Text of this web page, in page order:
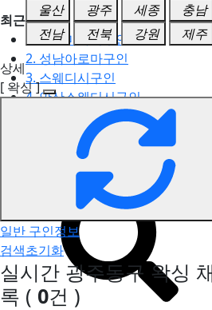
최근검색어
1. 일산마사지구인
2. 성남아로마구인
3. 스웨디시구인
4. 안산스웨디시구인
5. 아로마구인
광주동구 왁싱 구인정보
울산
광주 세종 충남
전남
전북 강원
제주
상세
[ 왁싱 ]
일반 구인정보
검색초기화
실시간 광주동구 왁싱
록 ( 0건 )